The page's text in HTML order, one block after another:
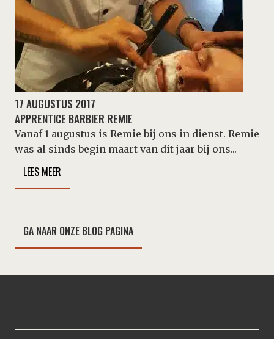
17 AUGUSTUS 2017
APPRENTICE BARBIER REMIE
Vanaf 1 augustus is Remie bij ons in dienst. Remie
was al sinds begin maart van dit jaar bij ons...
LEES MEER
GA NAAR ONZE BLOG PAGINA